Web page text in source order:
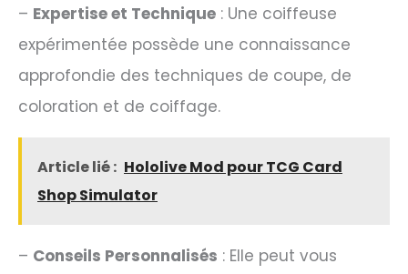
– Expertise et Technique : Une coiffeuse
expérimentée possède une connaissance
approfondie des techniques de coupe, de
coloration et de coiffage.
Article lié : Hololive Mod pour TCG Card
Shop Simulator
– Conseils Personnalisés : Elle peut vous